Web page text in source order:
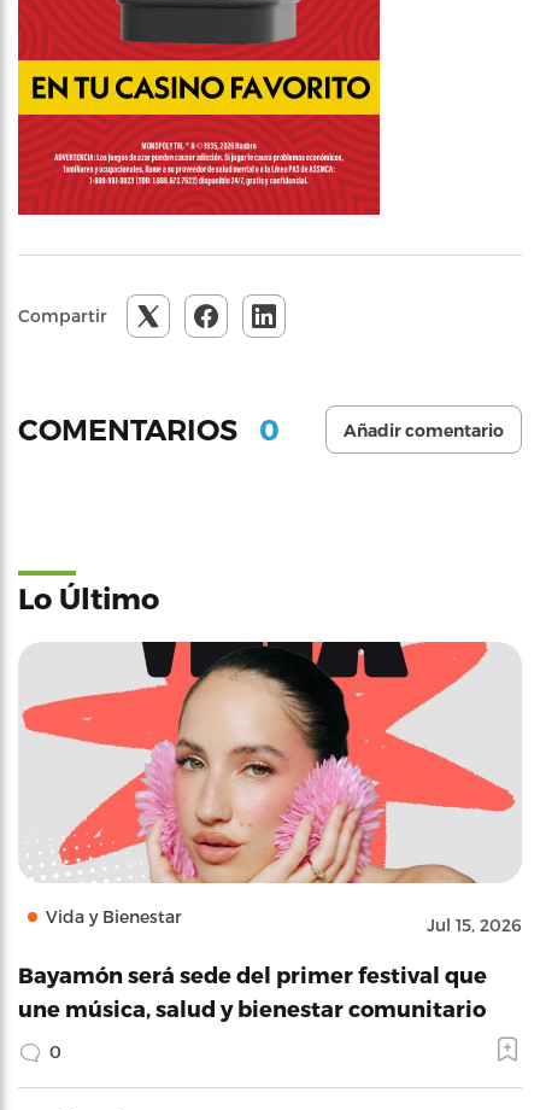
Compartir
COMENTARIOS 0 Añadir comentario
Lo Último
Vida y Bienestar Jul 15, 2026
Bayamón será sede del primer festival que
une música, salud y bienestar comunitario
0